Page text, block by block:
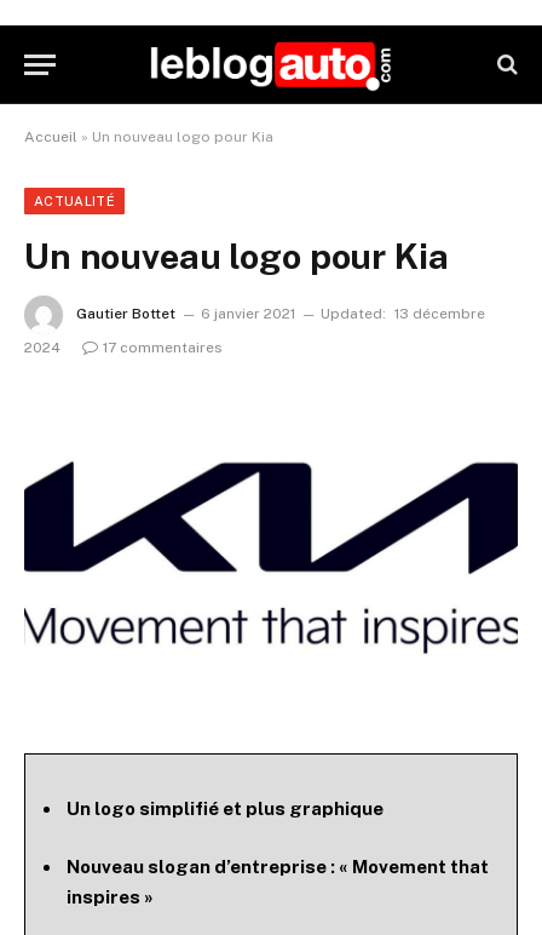
Accueil » Un nouveau logo pour Kia
ACTUALITÉ
Un nouveau logo pour Kia
Gautier Bottet 6 janvier 2021 Updated: 13 décembre
2024
17 commentaires
Un logo simplifié et plus graphique
Nouveau slogan d’entreprise : « Movement that
inspires »